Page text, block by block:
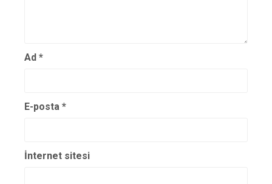
Ad *
E-posta *
İnternet sitesi